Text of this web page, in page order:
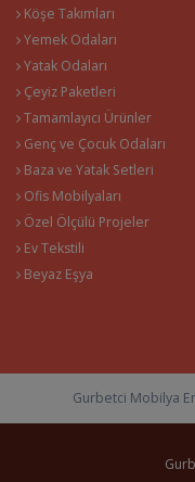
Köşe Takımları
Yemek Odaları
Yatak Odaları
Çeyiz Paketleri
Tamamlayıcı Ürünler
Genç ve Çocuk Odaları
Baza ve Yatak Setleri
Ofis Mobilyaları
Özel Ölçülü Projeler
Ev Tekstili
Beyaz Eşya
Gurbetci Mobilya